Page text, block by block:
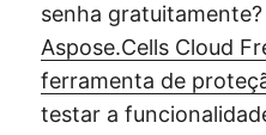
senha
Aspose.Cells Cloud
ferramenta de
testar a